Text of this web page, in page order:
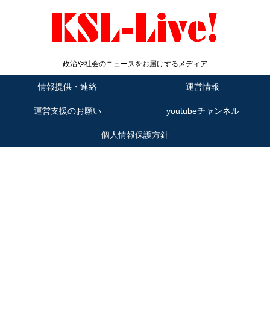
政治や社会のニュースをお届けするメディア
情報提供・連絡 運営情報
運営支援のお願い youtubeチャンネル
個人情報保護方針